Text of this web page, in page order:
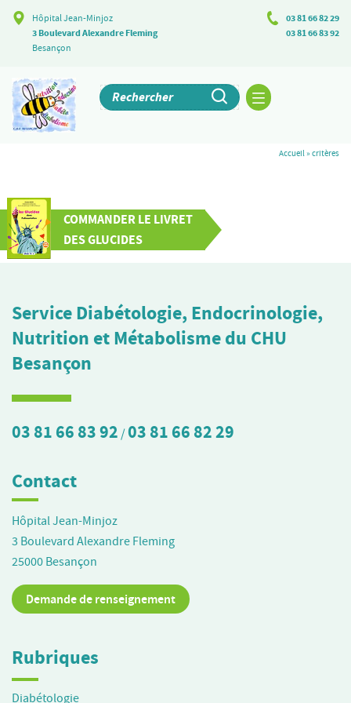
Hôpital Jean-Minjoz
3 Boulevard Alexandre Fleming
Besançon
03 81 66 82 29
03 81 66 83 92
Accueil»critères
COMMANDER LE LIVRET
DES GLUCIDES
Service Diabétologie, Endocrinologie,
Nutrition et Métabolisme du CHU
Besançon
03 81 66 83 92 /03 81 66 82 29
Contact
Hôpital Jean-Minjoz
3 Boulevard Alexandre Fleming
25000 Besançon
Demande de renseignement
Rubriques
Diabétologie